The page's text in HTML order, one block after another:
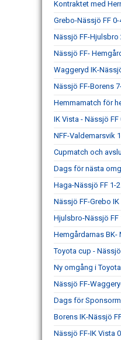
Kontraktet med
Grebo-Nässjö FF 0-
Nässjö FF-Hjulsbro
Nässjö FF-
Waggeryd IK-
Nässjö FF-Borens
Hemmamatch för
IK Vista - Nässjö FF
NFF-Valdemarsvik
Cupmatch och
Dags för nästa
Haga-Nässjö FF 1-
Nässjö FF-Grebo IK
Hjulsbro-Nässjö FF
Hemgårdarnas BK-
Toyota cup -
Ny omgång i
Nässjö FF-
Dags för
Borens IK-Nässjö
Nässjö FF-IK Vista